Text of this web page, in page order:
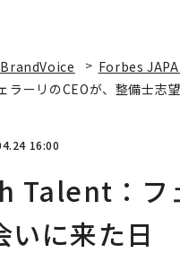
Forbes
ーリのCEOが、整備士志
16:00
Talent：フ
いに来た日